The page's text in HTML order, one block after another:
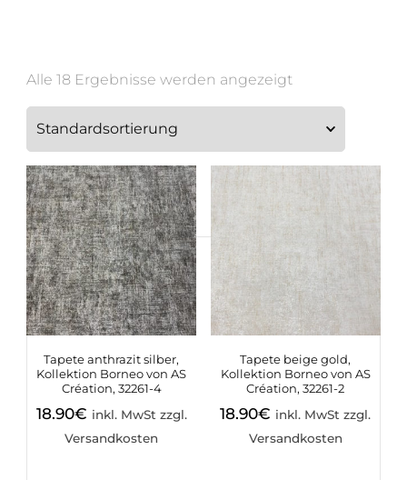
Alle 18 Ergebnisse werden angezeigt
Tapete anthrazit silber,
Kollektion Borneo von AS
Création, 32261-4
18.90€ inkl. MwSt zzgl.
Versandkosten
Tapete beige gold,
Kollektion Borneo von AS
Création, 32261-2
18.90€ inkl. MwSt zzgl.
Versandkosten
Suchen
nach: